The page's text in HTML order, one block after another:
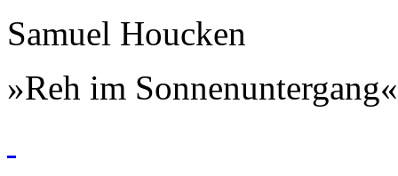
Samuel Houcken
»Reh im Sonnenuntergang«